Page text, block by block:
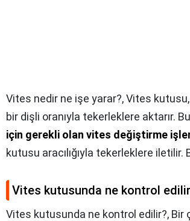
Vites nedir ne işe yarar?,Vites
bir dişli oranıyla tekerleklere aktarır.
için gerekli olan vites değiştirme
kutusu aracılığıyla tekerleklere iletilir.
Vites kutusunda ne kontrol
Vites kutusunda ne kontrol edilir?, Bir